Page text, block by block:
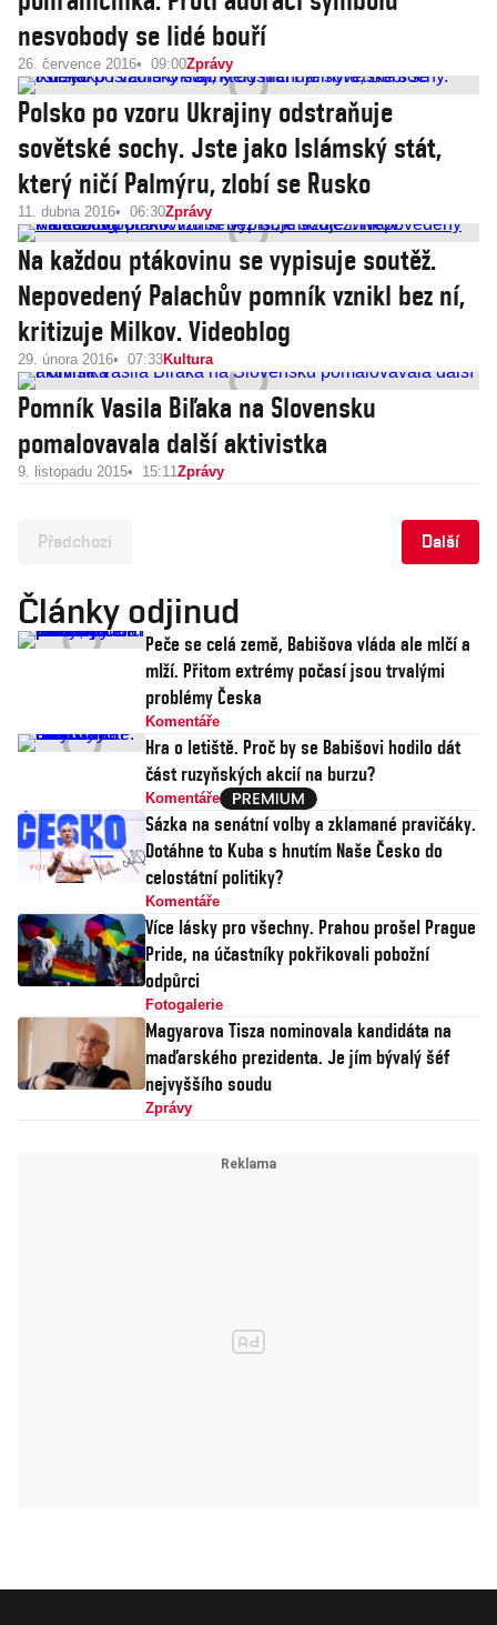
nesvobody se lidé bouří
26. července 2016 09:00Zprávy
Polsko po vzoru Ukrajiny odstraňuje
sovětské sochy. Jste jako Islámský stát,
který ničí Palmýru, zlobí se Rusko
11. dubna 2016 06:30Zprávy
Na každou ptákovinu se vypisuje soutěž.
Nepovedený Palachův pomník vznikl bez ní,
kritizuje Milkov. Videoblog
29. února 2016 07:33Kultura
Pomník Vasila Biľaka na Slovensku
pomalovavala další aktivistka
9. listopadu 2015 15:11Zprávy
Předchozí Další
Články odjinud
Peče se celá země, Babišova vláda ale mlčí a
mlží. Přitom extrémy počasí jsou trvalými
problémy Česka
Komentáře
Hra o letiště. Proč by se Babišovi hodilo dát
část ruzyňských akcií na burzu?
Komentáře
Sázka na senátní volby a zklamané pravičáky.
Dotáhne to Kuba s hnutím Naše Česko do
celostátní politiky?
Komentáře
Více lásky pro všechny. Prahou prošel Prague
Pride, na účastníky pokřikovali pobožní
odpůrci
Fotogalerie
Magyarova Tisza nominovala kandidáta na
maďarského prezidenta. Je jím bývalý šéf
nejvyššího soudu
Zprávy